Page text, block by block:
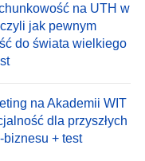
na UTH w
jak pewnym
do świata wielkiego
na Akademii WIT
dla przyszłych
biznesu + test